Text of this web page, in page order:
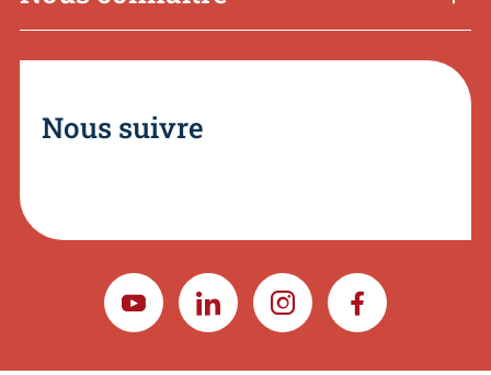
Nous suivre
YOUTUBELINKEDININSTAGRAMFACEBOOK